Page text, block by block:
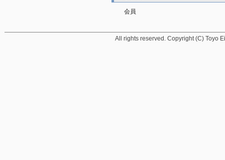
会員